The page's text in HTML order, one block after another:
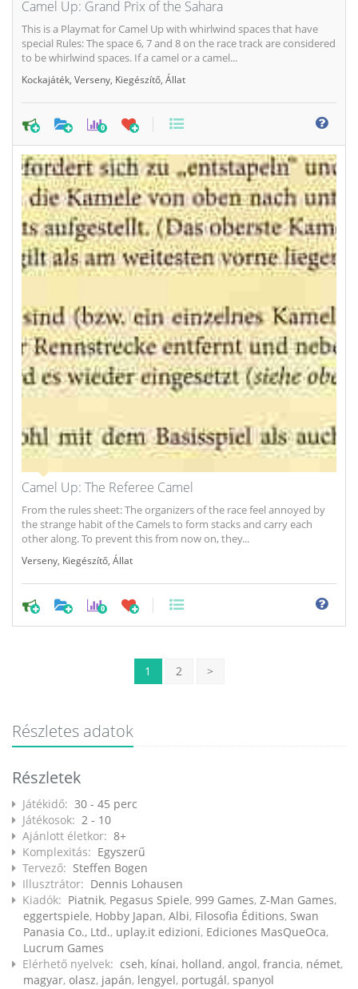
Camel Up: Grand Prix of the Sahara
This is a Playmat for Camel Up with whirlwind spaces that have
special Rules: The space 6, 7 and 8 on the race track are considered
to be whirlwind spaces. If a camel or a camel...
Kockajáték, Verseny, Kiegészítő, Állat
0
Camel Up: The Referee Camel
From the rules sheet: The organizers of the race feel annoyed by
the strange habit of the Camels to form stacks and carry each
other along. To prevent this from now on, they...
Verseny, Kiegészítő, Állat
0
1 2 >
Részletes adatok
Részletek
Játékidő: 30 - 45 perc
Játékosok: 2 - 10
Ajánlott életkor: 8+
Komplexitás: Egyszerű
Tervező: Steffen Bogen
Illusztrátor: Dennis Lohausen
Kiadók: Piatnik, Pegasus Spiele, 999 Games, Z-Man Games,
eggertspiele, Hobby Japan, Albi, Filosofia Éditions, Swan
Panasia Co., Ltd., uplay.it edizioni, Ediciones MasQueOca,
Lucrum Games
Elérhető nyelvek: cseh, kínai, holland, angol, francia, német,
magyar, olasz, japán, lengyel, portugál, spanyol